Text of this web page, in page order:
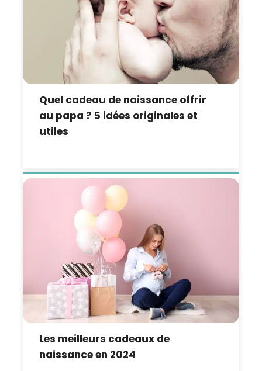
Quel cadeau de naissance offrir
au papa ? 5 idées originales et
utiles
Les meilleurs cadeaux de
naissance en 2024